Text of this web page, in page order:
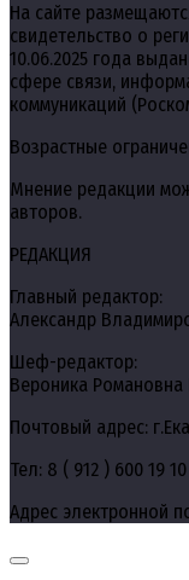
На сайте
свидетельство о
10.06.2025 года
сфере связи,
коммуникаций
Возрастные
Мнение редакции
авторов.
РЕДАКЦИЯ
Главный редактор:
Александр
Шеф-редактор:
Вероника Романовна
Почтовый адрес:
Тел: 8 ( 912 ) 600 19 10
Адрес электронной